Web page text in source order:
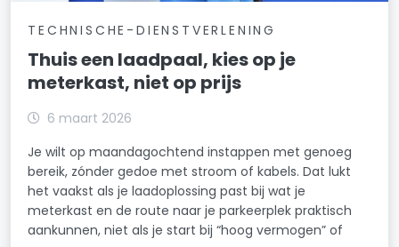
TECHNISCHE-DIENSTVERLENING
Thuis een laadpaal, kies op je
meterkast, niet op prijs
6 maart 2026
Je wilt op maandagochtend instappen met genoeg
bereik, zónder gedoe met stroom of kabels. Dat lukt
het vaakst als je laadoplossing past bij wat je
meterkast en de route naar je parkeerplek praktisch
aankunnen, niet als je start bij “hoog vermogen” of